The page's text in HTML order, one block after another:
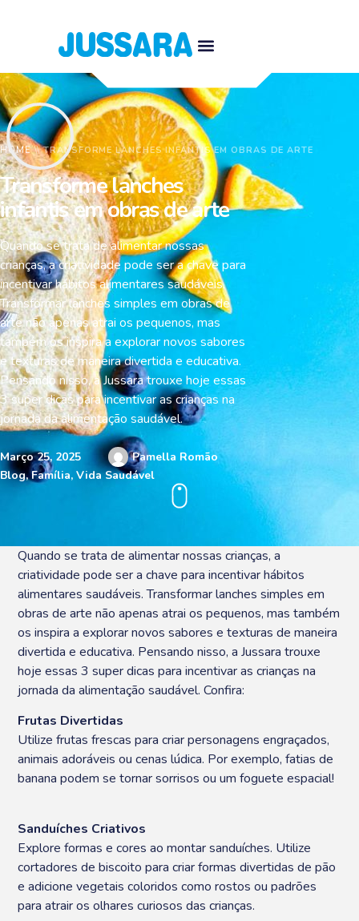
HOME\\TRANSFORME LANCHES INFANTIS EM OBRAS DE ARTE
Transforme lanches
infantis em obras de arte
Quando se trata de alimentar nossas
crianças, a criatividade pode ser a chave para
incentivar hábitos alimentares saudáveis.
Transformar lanches simples em obras de
arte não apenas atrai os pequenos, mas
também os inspira a explorar novos sabores
e texturas de maneira divertida e educativa.
Pensando nisso, a Jussara trouxe hoje essas
3 super dicas para incentivar as crianças na
jornada da alimentação saudável.
Março 25, 2025
Pamella Romão
Blog,Família, Vida Saudável
Quando se trata de alimentar nossas crianças, a
criatividade pode ser a chave para incentivar hábitos
alimentares saudáveis. Transformar lanches simples em
obras de arte não apenas atrai os pequenos, mas também
os inspira a explorar novos sabores e texturas de maneira
divertida e educativa. Pensando nisso, a Jussara trouxe
hoje essas 3 super dicas para incentivar as crianças na
jornada da alimentação saudável. Confira:
Frutas Divertidas
Utilize frutas frescas para criar personagens engraçados,
animais adoráveis ou cenas lúdica. Por exemplo, fatias de
banana podem se tornar sorrisos ou um foguete espacial!
Sanduíches Criativos
Explore formas e cores ao montar sanduíches. Utilize
cortadores de biscoito para criar formas divertidas de pão
e adicione vegetais coloridos como rostos ou padrões
para atrair os olhares curiosos das crianças.